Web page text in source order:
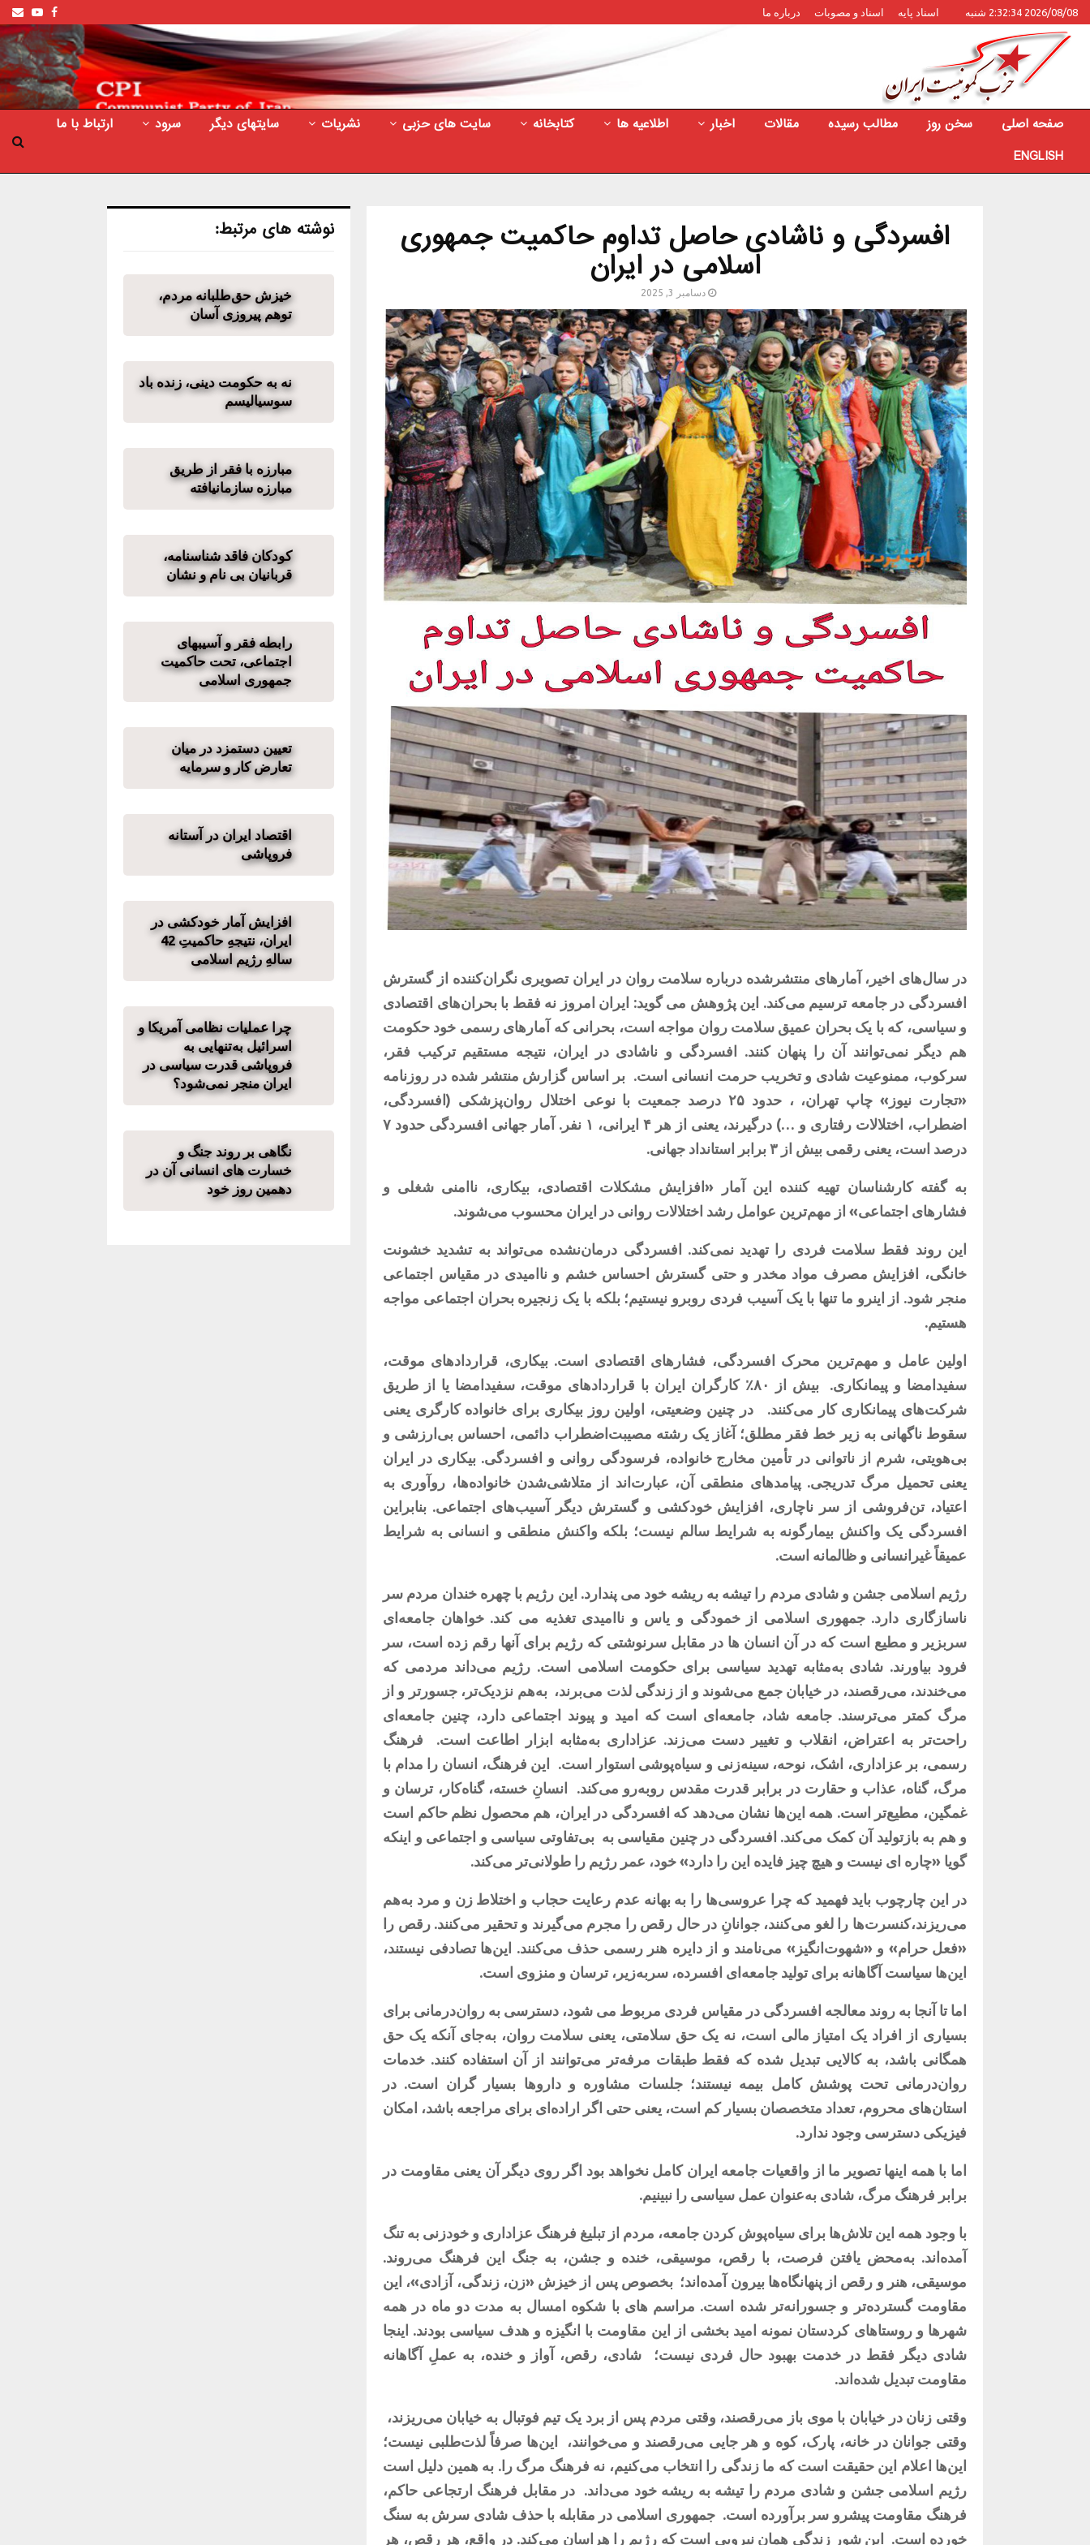
2026/08/08 2:32:34 شنبه اسناد پایه اسناد و مصوبات درباره ما Facebook
صفحه اصلی سخن روز مطالب رسیده مقالات اخبار اطلاعیه ها کتابخانه سایت های حزبی نشریات سایتهای دیگر سرود
ارتباط با ما
ENGLISH
افسردگی و ناشادی حاصل تداوم حاکمیت جمهوری
اسلامی در ایران
دسامبر 3, 2025
در سال‌های اخیر، آمارهای منتشرشده درباره سلامت روان در ایران تصویری نگران‌کننده‌ از گسترش
افسردگی در جامعه ترسیم می‌کند. این پژوهش می گوید: ایران امروز نه فقط با بحران‌های اقتصادی
و سیاسی، که با یک بحران عمیق سلامت روان مواجه است، بحرانی که آمارهای رسمی خود حکومت
هم دیگر نمی‌توانند آن را پنهان کنند. افسردگی و ناشادی در ایران، نتیجه مستقیم ترکیب فقر،
سرکوب، ممنوعیت شادی و تخریب حرمت انسانی است. بر اساس گزارش منتشر شده در روزنامه
«تجارت نیوز» چاپ تهران، ، حدود ۲۵ درصد جمعیت با نوعی اختلال روان‌پزشکی (افسردگی،
اضطراب، اختلالات رفتاری و …) درگیرند، یعنی از هر ۴ ایرانی، ۱ نفر. آمار جهانی افسردگی حدود ۷
درصد است، یعنی رقمی بیش از ۳ برابر استانداد جهانی.
به گفته کارشناسان تهیه کننده این آمار «افزایش مشکلات اقتصادی، بیکاری، ناامنی شغلی و
فشارهای اجتماعی» از مهم‌ترین عوامل رشد اختلالات روانی در ایران محسوب می‌شوند.
این روند فقط سلامت فردی را تهدید نمی‌کند.
افسردگی درمان‌نشده می‌تواند به تشدید خشونت
خانگی، افزایش مصرف مواد مخدر و حتی گسترش احساس خشم و ناامیدی در مقیاس اجتماعی
منجر شود. از اینرو ما تنها با یک آسیب فردی روبرو نیستیم؛ بلکه با یک زنجیره بحران اجتماعی مواجه
هستیم.
اولین عامل و مهم‌ترین محرک افسردگی، فشارهای اقتصادی است. بیکاری، قراردادهای موقت،
سفیدامضا و پیمانکاری.
بیش از ۸۰٪ کارگران ایران با قراردادهای موقت، سفیدامضا یا از طریق
شرکت‌های پیمانکاری کار می‌کنند.
در چنین وضعیتی، اولین روز بیکاری برای خانواده کارگری یعنی
سقوط ناگهانی به زیر خط فقر مطلق؛ آغاز یک رشته مصیبت‌اضطراب دائمی، احساس بی‌ارزشی و
بی‌هویتی، شرم از ناتوانی در تأمین مخارج خانواده، فرسودگی روانی و افسردگی. بیکاری در ایران
یعنی تحمیل مرگ تدریجی. پیامدهای منطقی آن، عبارت‌اند از متلاشی‌شدن خانواده‌ها، روآوری به
اعتیاد، تن‌فروشی از سر ناچاری، افزایش خودکشی و گسترش دیگر آسیب‌های اجتماعی. بنابراین
افسردگی یک واکنش بیمارگونه به شرایط سالم نیست؛ بلکه واکنش منطقی و انسانی به شرایط
عمیقاً غیرانسانی و ظالمانه است.
رژیم اسلامی جشن و شادی مردم را تیشه به ریشه خود می پندارد. این رژیم با چهره خندان مردم سر
ناسازگاری دارد. جمهوری اسلامی از خمودگی و یاس و ناامیدی تغذیه می کند. خواهان جامعە ای
سربزیر و مطیع است که در آن انسان ها در مقابل سرنوشتی که رژیم برای آنها رقم زده است، سر
فرود بیاورند. شادی به‌مثابه تهدید سیاسی برای حکومت اسلامی است. رژیم می‌داند مردمی که
می‌خندند، می‌رقصند، در خیابان جمع می‌شوند و از زندگی لذت می‌برند، به‌هم نزدیک‌تر، جسورتر و از
مرگ کمتر می‌ترسند. جامعه شاد، جامعه‌ای است که امید و پیوند اجتماعی دارد، چنین جامعه‌ای
راحت‌تر به اعتراض، انقلاب و تغییر دست می‌زند. عزاداری به‌مثابه ابزار اطاعت است.
فرهنگ
رسمی، بر عزاداری، اشک، نوحه، سینه‌زنی و سیاه‌پوشی استوار است.
این فرهنگ، انسان را مدام با
مرگ، گناه، عذاب و حقارت در برابر قدرت مقدس روبه‌رو می‌کند.
انسانِ خسته، گناه‌کار، ترسان و
غمگین، مطیع‌تر است. همه این‌ها نشان می‌دهد که افسردگی در ایران، هم محصول نظم حاکم است
و هم به بازتولید آن کمک می‌کند. افسردگی در چنین مقیاسی به بی‌تفاوتی سیاسی و اجتماعی و اینکه
گویا «چاره ای نیست و هیچ چیز فایده این را دارد» خود، عمر رژیم را طولانی‌تر می‌کند.
در این چارچوب باید فهمید که چرا عروسی‌ها را به بهانه عدم رعایت حجاب و اختلاط زن و مرد به‌هم
می‌ریزند،کنسرت‌ها را لغو می‌کنند، جوانانِ در حال رقص را مجرم می‌گیرند و تحقیر می‌کنند. رقص را
«فعل حرام» و «شهوت‌انگیز» می‌نامند و از دایره هنر رسمی حذف می‌کنند. این‌ها تصادفی نیستند،
این‌ها سیاست آگاهانه برای تولید جامعه‌ای افسرده، سربه‌زیر، ترسان و منزوی است.
اما تا آنجا به روند معالجه افسردگی در مقیاس فردی مربوط می شود، دسترسی به روان‌درمانی برای
بسیاری از افراد یک امتیاز مالی است، نه یک حق سلامتی، یعنی سلامت روان، به‌جای آنکه یک حق
همگانی باشد، به کالایی تبدیل شده که فقط طبقات مرفه‌تر می‌توانند از آن استفاده کنند. خدمات
روان‌درمانی تحت پوشش کامل بیمه نیستند؛ جلسات مشاوره و داروها بسیار گران است. در
استان‌های محروم، تعداد متخصصان بسیار کم است، یعنی حتی اگر اراده‌ای برای مراجعه باشد، امکان
فیزیکی دسترسی وجود ندارد.
اما با همه اینها تصویر ما از واقعیات جامعه ایران کامل نخواهد بود اگر روی دیگر آن یعنی مقاومت در
برابر فرهنگ مرگ، شادی به‌عنوان عمل سیاسی را نبینیم.
با وجود همه این تلاش‌ها برای سیاه‌پوش کردن جامعه، مردم از تبلیغ فرهنگ عزاداری و خودزنی به تنگ
آمده‌اند. به‌محض یافتن فرصت، با رقص، موسیقی، خنده و جشن، به جنگ این فرهنگ می‌روند.
موسیقی، هنر و رقص از پنهانگاه‌ها بیرون آمده‌اند؛ بخصوص پس از خیزش «زن، زندگی، آزادی»، این
مقاومت گسترده‌تر و جسورانه‌تر شده است. مراسم های با شکوه امسال به مدت دو ماه در همه
شهرها و روستاهای کردستان نمونه امید بخشی از این مقاومت با انگیزه و هدف سیاسی بودند. اینجا
شادی دیگر فقط در خدمت بهبود حال فردی نیست؛
شادی، رقص، آواز و خنده، به عملِ آگاهانه
مقاومت تبدیل شده‌اند.
وقتی زنان در خیابان با موی باز می‌رقصند، وقتی مردم پس از برد یک تیم فوتبال به خیابان می‌ریزند،
وقتی جوانان در خانه، پارک، کوه و هر جایی می‌رقصند و می‌خوانند،
این‌ها صرفاً لذت‌طلبی نیست؛
این‌ها اعلام این حقیقت است که ما زندگی را انتخاب می‌کنیم، نه فرهنگ مرگ را. به همین دلیل است
رژیم اسلامی جشن و شادی مردم را تیشه به ریشه خود می‌داند. در مقابل فرهنگ ارتجاعی حاکم،
فرهنگ مقاومت پیشرو سر برآورده است. جمهوری اسلامی در مقابله با حذف شادی سرش به سنگ
خورده است.
این شور زندگی همان نیرویی است که رژیم را هراسان می‌کند. در واقع، هر رقص، هر
نوشته های مرتبط:
خیزش حق‌طلبانه مردم،
توهم پیروزی آسان
نه به حکومت دینی، زنده باد
سوسیالیسم
مبارزه با فقر از طریق
مبارزه سازمانیافته
کودکان فاقد شناسنامە،
قربانیان بی نام و نشان
رابطه فقر و آسیبهای
اجتماعی، تحت حاکمیت
جمهوری اسلامی
تعیین دستمزد در میان
تعارض کار و سرمایه
اقتصاد ایران در آستانه
فروپاشی
افزایش آمار خودکشی در
ایران، نتیجهِ حاکمیتِ 42
سالهِ رژیم اسلامی
چرا عملیات نظامی آمریکا و
اسرائیل به‌تنهایی به
فروپاشی قدرت سیاسی در
ایران منجر نمی‌شود؟
نگاهی بر روند جنگ و
خسارت های انسانی آن در
دهمین روز خود